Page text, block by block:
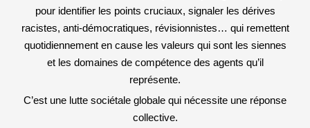
pour identifier les points cruciaux, signaler les dérives
racistes, anti-démocratiques, révisionnistes… qui remettent
quotidiennement en cause les valeurs qui sont les siennes
et les domaines de compétence des agents qu’il
représente.
C’est une lutte sociétale globale qui nécessite une réponse
collective.